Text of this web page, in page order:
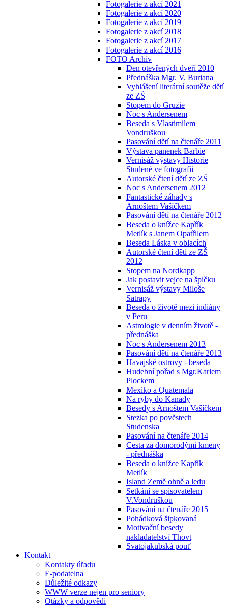
Fotogalerie z akcí 2021
Fotogalerie z akcí 2020
Fotogalerie z akcí 2019
Fotogalerie z akcí 2018
Fotogalerie z akcí 2017
Fotogalerie z akcí 2016
FOTO Archiv
Den otevřených dveří 2010
Přednáška Mgr. V. Buriana
Vyhlášení literární soutěže dětí
ze ZŠ
Stopem do Gruzie
Noc s Andersenem
Beseda s Vlastimilem
Vondruškou
Pasování dětí na čtenáře 2011
Výstava panenek Barbie
Vernisáž výstavy Historie
Studené ve fotografii
Autorské čtení dětí ze ZŠ
Noc s Andersenem 2012
Fantastické záhady s
Arnoštem Vašíčkem
Pasování dětí na čtenáře 2012
Beseda o knížce Kapřík
Metlík s Janem Opatřilem
Beseda Láska v oblacích
Autorské čtení dětí ze ZŠ
2012
Stopem na Nordkapp
Jak postavit vejce na špičku
Vernisáž výstavy Miloše
Satrapy
Beseda o životě mezi indiány
v Peru
Astrologie v denním životě -
přednáška
Noc s Andersenem 2013
Pasování dětí na čtenáře 2013
Havajské ostrovy - beseda
Hudební pořad s Mgr.Karlem
Plockem
Mexiko a Quatemala
Na ryby do Kanady
Besedy s Arnoštem Vašíčkem
Stezka po pověstech
Studenska
Pasování na čtenáře 2014
Cesta za domorodými kmeny
- přednáška
Beseda o knížce Kapřík
Metlík
Island Země ohně a ledu
Setkání se spisovatelem
V.Vondruškou
Pasování na čtenáře 2015
Pohádková šipkovaná
Motivační besedy
nakladatelství Thovt
Svatojakubská pouť
Kontakt
Kontakty úřadu
E-podatelna
Důležité odkazy
WWW verze nejen pro seniory
Otázky a odpovědi